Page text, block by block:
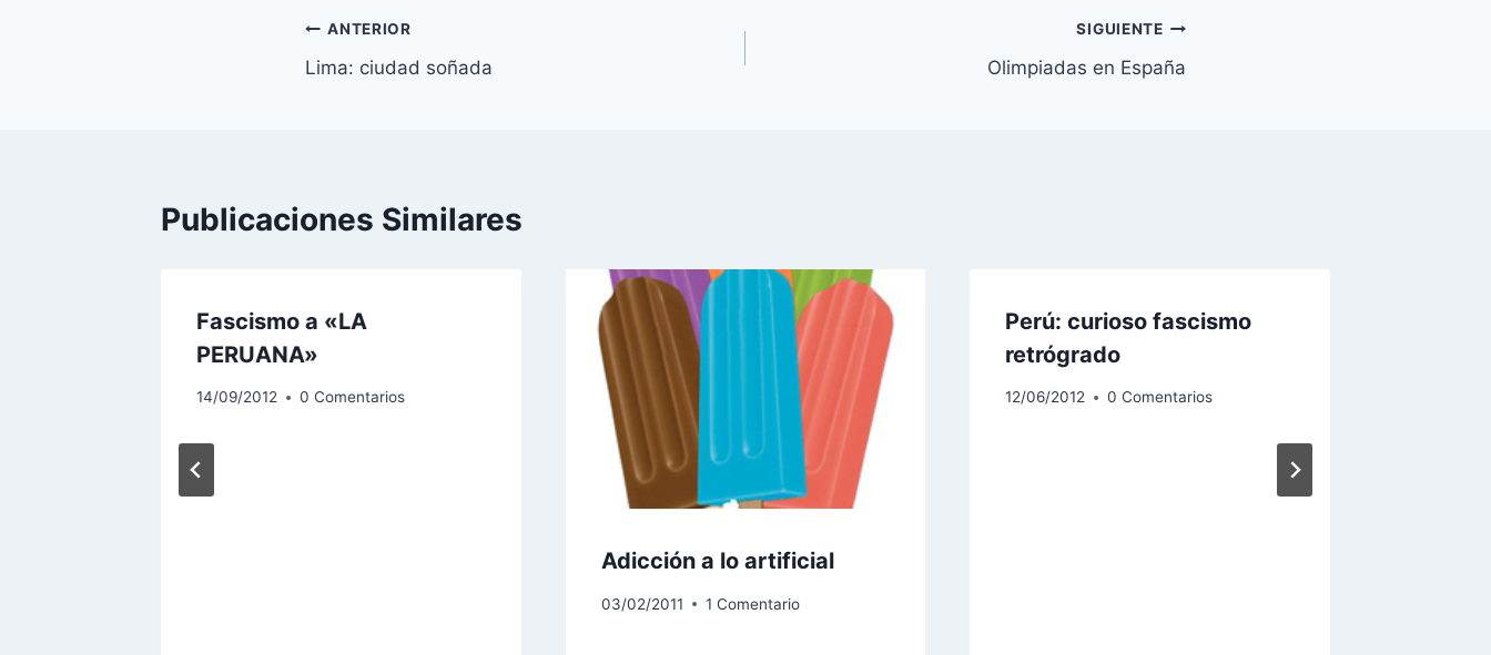
Navegación
de
ANTERIOR
Lima: ciudad soñada
SIGUIENTE
Olimpiadas en España
Publicaciones Similares
Fascismo a «LA
PERUANA»
14/09/2012 0 Comentarios
Adicción a lo artificial
03/02/2011 1 Comentario
Perú: curioso fascismo
retrógrado
12/06/2012 0 Comentarios